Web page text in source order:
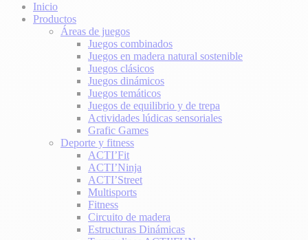
Inicio
Productos
Áreas de juegos
Juegos combinados
Juegos en madera natural sostenible
Juegos clásicos
Juegos dinámicos
Juegos temáticos
Juegos de equilibrio y de trepa
Actividades lúdicas sensoriales
Grafic Games
Deporte y fitness
ACTI’Fit
ACTI’Ninja
ACTI’Street
Multisports
Fitness
Circuito de madera
Estructuras Dinámicas